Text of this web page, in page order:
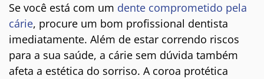
Se você está com um dente comprometido pela
cárie, procure um bom profissional dentista
imediatamente. Além de estar correndo riscos
para a sua saúde, a cárie sem dúvida também
afeta a estética do sorriso. A coroa protética